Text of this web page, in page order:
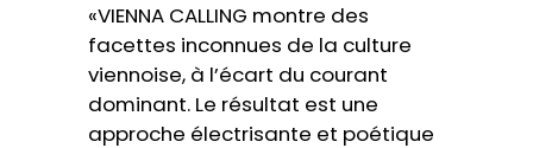
«VIENNA CALLING montre des
facettes inconnues de la culture
viennoise, à l’écart du courant
dominant. Le résultat est une
approche électrisante et poétique